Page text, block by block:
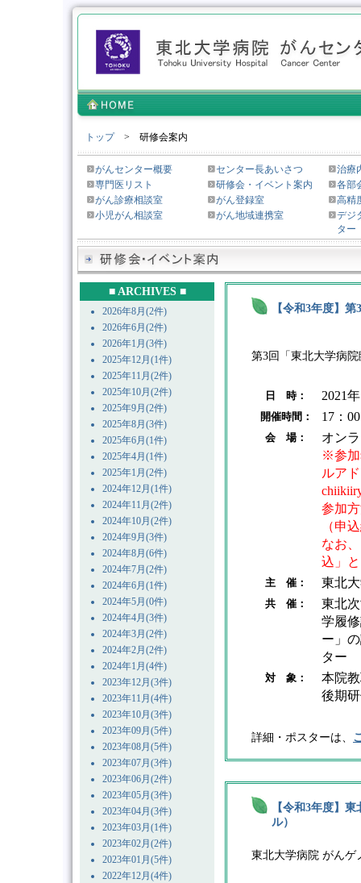
トップ> 研修会案内
がんセンター概要 センター長あいさつ
治療
専門医リスト
研修会・イベント案内
各部
がん診療相談室
がん登録室
高精
小児がん相談室
がん地域連携室
デジ
ター
■ ARCHIVES ■
2026年8月(2件)
2026年6月(2件)
2026年1月(3件)
2025年12月(1件)
2025年11月(2件)
2025年10月(2件)
2025年9月(2件)
2025年8月(3件)
2025年6月(1件)
2025年4月(1件)
2025年1月(2件)
2024年12月(1件)
2024年11月(2件)
2024年10月(2件)
2024年9月(3件)
2024年8月(6件)
2024年7月(2件)
2024年6月(1件)
2024年5月(0件)
2024年4月(3件)
2024年3月(2件)
2024年2月(2件)
2024年1月(4件)
2023年12月(3件)
2023年11月(4件)
2023年10月(3件)
2023年09月(5件)
2023年08月(5件)
2023年07月(3件)
2023年06月(2件)
2023年05月(3件)
2023年04月(3件)
2023年03月(1件)
2023年02月(2件)
2023年01月(5件)
2022年12月(4件)
【令和3年度】
第3回「東北大学病
日 時： 2021
開催時間： 17：
会 場：
オン
※参加
ルア
参加
（申
なお
込」
主 催： 東北
共 催：
東北
学履
ー」
ター
対 象：
本院
後期
詳細・ポスターは、
【令和3年度】
ル）
東北大学病院 がんゲ